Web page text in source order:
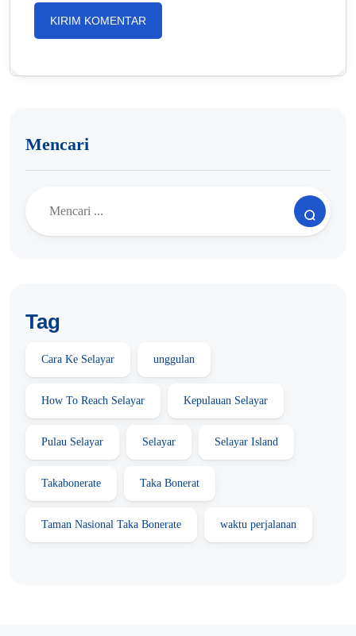
Mencari
Tag
Cara Ke Selayar unggulan
How To Reach Selayar Kepulauan Selayar
Pulau Selayar Selayar Selayar Island
Takabonerate Taka Bonerat
Taman Nasional Taka Bonerate waktu perjalanan